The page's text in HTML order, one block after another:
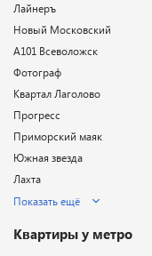
Лайнеръ
Новый Московский
А101 Всеволожск
Фотограф
Квартал Лаголово
Прогресс
Приморский маяк
Южная звезда
Лахта
Показать ещё
Квартиры у метро